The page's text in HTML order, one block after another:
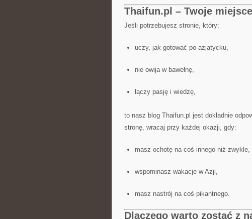
Thaifun.pl – Twoje
Jeśli potrzebujesz stronie, który:
uczy, jak gotować po azjatycku,
nie owija w bawełnę,
łączy pasję i wiedzę,
to nasz blog Thaifun.pl jest dokładnie
stronę, wracaj przy każdej okazji, gdy:
masz ochotę na coś innego niż zwykle,
wspominasz wakacje w Azji,
masz nastrój na coś pikantnego.
Dlaczego warto zostać z